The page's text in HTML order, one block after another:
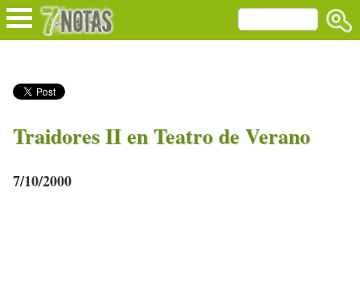
Traidores II en Teatro de Verano
7/10/2000